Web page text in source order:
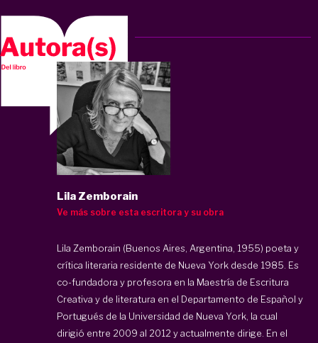
Lila Zemborain
Ve más sobre esta escritora y su obra
Lila Zemborain (Buenos Aires, Argentina, 1955) poeta y
crítica literaria residente de Nueva York desde 1985. Es
co-fundadora y profesora en la Maestría de Escritura
Creativa y de literatura en el Departamento de Español y
Portugués de la Universidad de Nueva York, la cual
dirigió entre 2009 al 2012 y actualmente dirige. En el